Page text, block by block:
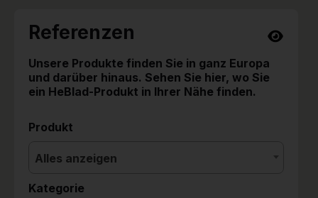
Referenzen
Unsere Produkte finden Sie in ganz Europa
und darüber hinaus. Sehen Sie hier, wo Sie
ein HeBlad-Produkt in Ihrer Nähe finden.
Produkt
Alles anzeigen
Kategorie